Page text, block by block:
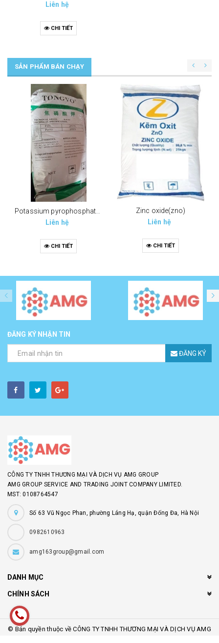
Liên hệ
CHI TIẾT
SẢN PHẨM BÁN CHẠY
Potassium pyrophosphate (tppp) (k4p2o7)
Liên hệ
CHI TIẾT
Zinc oxide(zno)
Liên hệ
CHI TIẾT
ĐĂNG KÝ NHẬN TIN
ĐĂNG KÝ
CÔNG TY TNHH THƯƠNG MẠI VÀ DỊCH VỤ AMG GROUP
AMG GROUP SERVICE AND TRADING JOINT COMPANY LIMITED.
MST: 0108764547
Số 63 Vũ Ngọc Phan, phường Láng Hạ, quận Đống Đa, Hà Nội
0982610963
amg163group@gmail.com
DANH MỤC
CHÍNH SÁCH
© Bản quyền thuộc về CÔNG TY TNHH THƯƠNG MẠI VÀ DỊCH VỤ AMG